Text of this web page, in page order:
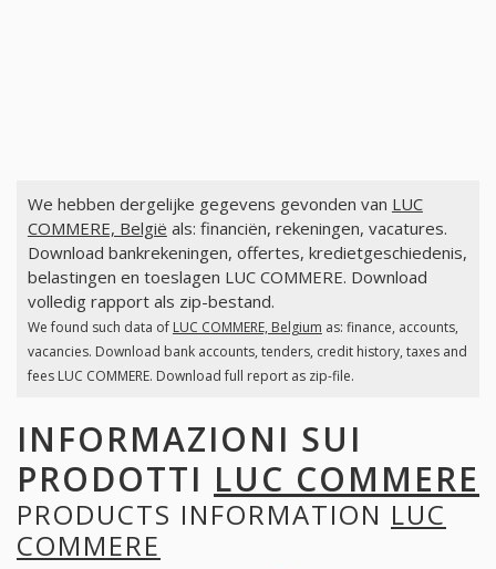
We hebben dergelijke gegevens gevonden van LUC
COMMERE, België als: financiën, rekeningen, vacatures.
Download bankrekeningen, offertes, kredietgeschiedenis,
belastingen en toeslagen LUC COMMERE. Download
volledig rapport als zip-bestand.
We found such data of LUC COMMERE, Belgium as: finance, accounts,
vacancies. Download bank accounts, tenders, credit history, taxes and
fees LUC COMMERE. Download full report as zip-file.
INFORMAZIONI SUI
PRODOTTI LUC COMMERE
PRODUCTS INFORMATION LUC
COMMERE